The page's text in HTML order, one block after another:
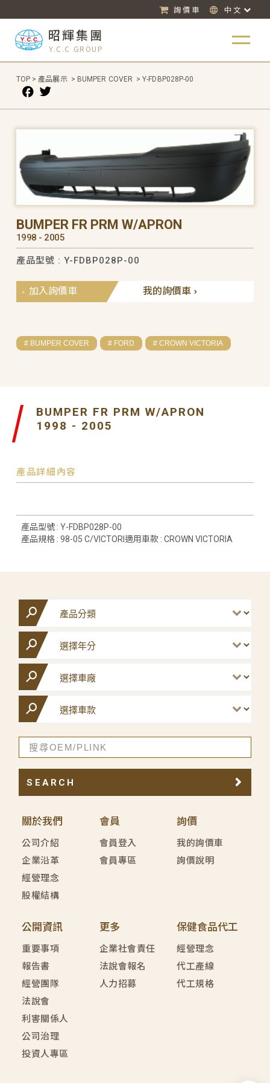
詢價車 中文
昭輝集團
Y.C.C GROUP
TOP > 產品展示 > BUMPER COVER > Y-FDBP028P-00
BUMPER FR PRM W/APRON
1998 - 2005
產品型號 : Y-FDBP028P-00
我的詢價車
加入詢價車
# BUMPER COVER # FORD # CROWN VICTORIA
BUMPER FR PRM W/APRON
1998 - 2005
產品詳細內容
產品型號 : Y-FDBP028P-00
產品規格 : 98-05 C/VICTORI適用車款 : CROWN VICTORIA
關於我們
公司介紹
企業沿革
經營理念
股權結構
會員
會員登入
會員專區
詢價
我的詢價車
詢價說明
公開資訊
重要事項
報告書
經營團隊
法說會
利害關係人
公司治理
投資人專區
更多
企業社會責任
法說會報名
人力招募
保健食品代工
經營理念
代工產線
代工規格
SEARCH